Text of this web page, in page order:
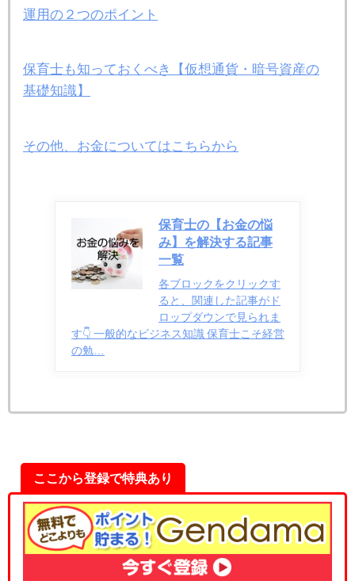
運用の２つのポイント
保育士も知っておくべき【仮想通貨・暗号資産の
基礎知識】
その他、お金についてはこちらから
保育士の【お金の悩
み】を解決する記事
一覧
各ブロックをクリックす
ると、関連した記事がド
ロップダウンで見られま
す👇️ 一般的なビジネス知識 保育士こそ経営
の勉…
ここから登録で特典あり